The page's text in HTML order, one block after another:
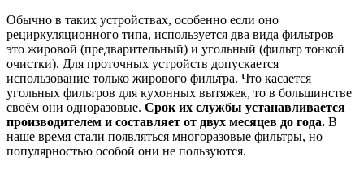
Обычно в таких устройствах, особенно если оно
рециркуляционного типа, используется два вида фильтров –
это жировой (предварительный) и угольный (фильтр тонкой
очистки). Для проточных устройств допускается
использование только жирового фильтра. Что касается
угольных фильтров для кухонных вытяжек, то в большинстве
своём они одноразовые. Срок их службы устанавливается
производителем и составляет от двух месяцев до года. В
наше время стали появляться многоразовые фильтры, но
популярностью особой они не пользуются.